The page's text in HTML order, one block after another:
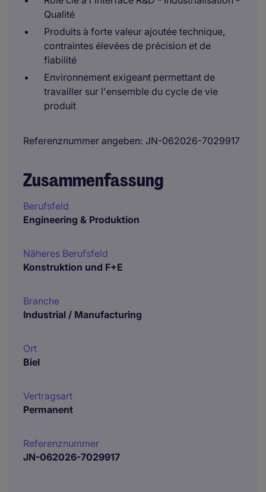
Qualité
Produits à forte valeur ajoutée technique,
contraintes élevées de précision et de
fiabilité
Environnement exigeant permettant de
travailler sur l'ensemble du cycle de vie
produit
Referenznummer angeben JN-062026-7029917
Zusammenfassung
Berufsfeld
Engineering & Produktion
Näheres Berufsfeld
Konstruktion und F+E
Branche
Industrial / Manufacturing
Ort
Biel
Vertragsart
Permanent
Referenznummer
JN-062026-7029917